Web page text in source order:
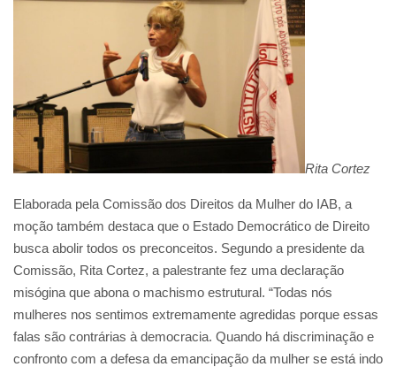
Rita Cortez
Elaborada pela Comissão dos Direitos da Mulher do IAB, a
moção também destaca que o Estado Democrático de Direito
busca abolir todos os preconceitos. Segundo a presidente da
Comissão, Rita Cortez, a palestrante fez uma declaração
misógina que abona o machismo estrutural. “Todas nós
mulheres nos sentimos extremamente agredidas porque essas
falas são contrárias à democracia. Quando há discriminação e
confronto com a defesa da emancipação da mulher se está indo